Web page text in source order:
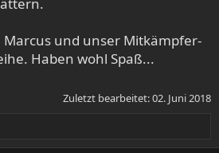
Marcus und unser Mitkämpfer-
Haben wohl Spaß...
Zuletzt bearbeitet:02. Juni 2018